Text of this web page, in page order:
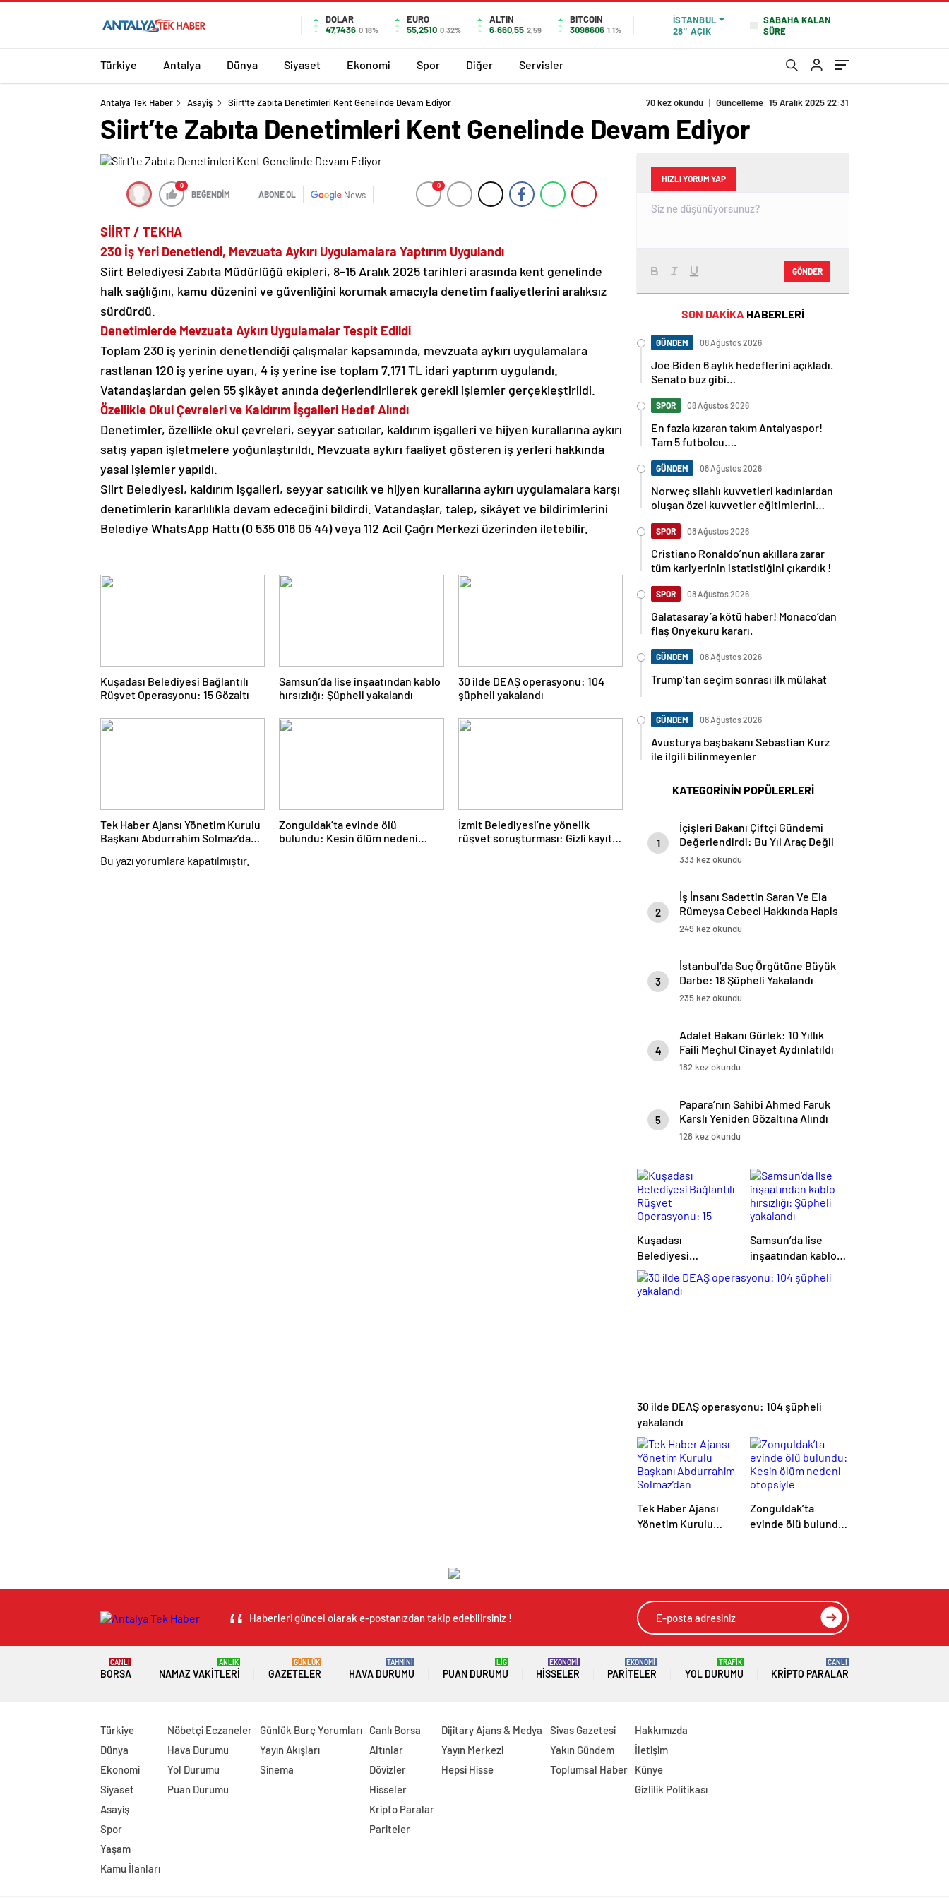
DOLAR
47,7436 0.18%
EURO
55,2510 0.32%
ALTIN
6.660,55 2,59
BITCOIN
3098606 1.1%
İSTANBUL
28° AÇIK
SABAHA KALAN
SÜRE
Türkiye Antalya Dünya Siyaset Ekonomi Spor Diğer Servisler
Antalya Tek Haber Asayiş Siirt’te Zabıta Denetimleri Kent Genelinde Devam Ediyor 70 kez okundu | Güncelleme: 15 Aralık 2025 22:31
Siirt’te Zabıta Denetimleri Kent Genelinde Devam Ediyor
0
BEĞENDİM ABONE OL News
0
SİİRT / TEKHA
230 İş Yeri Denetlendi, Mevzuata Aykırı Uygulamalara Yaptırım Uygulandı
Siirt Belediyesi Zabıta Müdürlüğü ekipleri, 8–15 Aralık 2025 tarihleri arasında kent genelinde
halk sağlığını, kamu düzenini ve güvenliğini korumak amacıyla denetim faaliyetlerini aralıksız
sürdürdü.
Denetimlerde Mevzuata Aykırı Uygulamalar Tespit Edildi
Toplam 230 iş yerinin denetlendiği çalışmalar kapsamında, mevzuata aykırı uygulamalara
rastlanan 120 iş yerine uyarı, 4 iş yerine ise toplam 7.171 TL idari yaptırım uygulandı.
Vatandaşlardan gelen 55 şikâyet anında değerlendirilerek gerekli işlemler gerçekleştirildi.
Özellikle Okul Çevreleri ve Kaldırım İşgalleri Hedef Alındı
Denetimler, özellikle okul çevreleri, seyyar satıcılar, kaldırım işgalleri ve hijyen kurallarına aykırı
satış yapan işletmelere yoğunlaştırıldı. Mevzuata aykırı faaliyet gösteren iş yerleri hakkında
yasal işlemler yapıldı.
Siirt Belediyesi, kaldırım işgalleri, seyyar satıcılık ve hijyen kurallarına aykırı uygulamalara karşı
denetimlerin kararlılıkla devam edeceğini bildirdi. Vatandaşlar, talep, şikâyet ve bildirimlerini
Belediye WhatsApp Hattı (0 535 016 05 44) veya 112 Acil Çağrı Merkezi üzerinden iletebilir.
Kuşadası Belediyesi Bağlantılı
Rüşvet Operasyonu: 15 Gözaltı
Samsun’da lise inşaatından kablo
hırsızlığı: Şüpheli yakalandı
30 ilde DEAŞ operasyonu: 104
şüpheli yakalandı
Tek Haber Ajansı Yönetim Kurulu
Başkanı Abdurrahim Solmaz’dan
Özgür Celbek’e Hayırlı Olsun
Zonguldak’ta evinde ölü
bulundu: Kesin ölüm nedeni
İzmit Belediyesi’ne yönelik
rüşvet soruşturması: Gizli kayıt
Bu yazı yorumlara kapatılmıştır.
HIZLI YORUM YAP
GÖNDER
SON DAKİKA HABERLERİ
GÜNDEM 08 Ağustos 2026
Joe Biden 6 aylık hedeflerini açıkladı.
Senato buz gibi…
SPOR 08 Ağustos 2026
En fazla kızaran takım Antalyaspor!
Tam 5 futbolcu….
GÜNDEM 08 Ağustos 2026
Norweç silahlı kuvvetleri kadınlardan
oluşan özel kuvvetler eğitimlerini
SPOR 08 Ağustos 2026
Cristiano Ronaldo’nun akıllara zarar
tüm kariyerinin istatistiğini çıkardık !
SPOR 08 Ağustos 2026
Galatasaray’a kötü haber! Monaco’dan
flaş Onyekuru kararı.
GÜNDEM 08 Ağustos 2026
Trump’tan seçim sonrası ilk mülakat
GÜNDEM 08 Ağustos 2026
Avusturya başbakanı Sebastian Kurz
ile ilgili bilinmeyenler
KATEGORİNİN POPÜLERLERİ
1
İçişleri Bakanı Çiftçi Gündemi
Değerlendirdi: Bu Yıl Araç Değil
Lojman Alacağız
333 kez okundu
2
İş İnsanı Sadettin Saran Ve Ela
Rümeysa Cebeci Hakkında Hapis
İstemi
249 kez okundu
3
İstanbul’da Suç Örgütüne Büyük
Darbe: 18 Şüpheli Yakalandı
235 kez okundu
4
Adalet Bakanı Gürlek: 10 Yıllık
Faili Meçhul Cinayet Aydınlatıldı
182 kez okundu
5
Papara’nın Sahibi Ahmed Faruk
Karslı Yeniden Gözaltına Alındı
128 kez okundu
Kuşadası
Belediyesi
Bağlantılı Rüşvet
Operasyonu: 15
Gözaltı
Samsun’da lise
inşaatından kablo
hırsızlığı: Şüpheli
yakalandı
30 ilde DEAŞ operasyonu: 104 şüpheli
yakalandı
Tek Haber Ajansı
Yönetim Kurulu
Cumhuriyet
Başsavcısı Özgür
Celbek’e Hayırlı
Olsun Ziyareti
Zonguldak’ta
evinde ölü bulundu:
Haberleri güncel olarak e-postanızdan takip edebilirsiniz !
BORSA
CANLI
NAMAZ VAKITLERI
ANLIK
GAZETELER
GÜNLÜK
HAVA DURUMU
TAHMİNİ
PUAN DURUMU
LİG
HISSELER
EKONOMİ
PARITELER
EKONOMİ
YOL DURUMU
TRAFİK
KRIPTO PARALAR
CANLI
Türkiye
Dünya
Ekonomi
Siyaset
Asayiş
Spor
Yaşam
Kamu İlanları
Nöbetçi Eczaneler
Hava Durumu
Yol Durumu
Puan Durumu
Günlük Burç Yorumları
Yayın Akışları
Sinema
Canlı Borsa
Altınlar
Dövizler
Hisseler
Kripto Paralar
Pariteler
Dijitary Ajans & Medya
Yayın Merkezi
Hepsi Hisse
Sivas Gazetesi
Yakın Gündem
Toplumsal Haber
Hakkımızda
İletişim
Künye
Gizlilik Politikası